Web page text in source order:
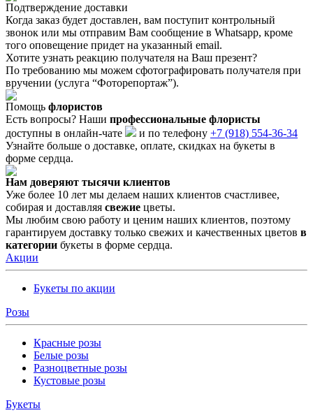
Подтверждение доставки
Когда заказ будет доставлен, вам поступит контрольный
звонок или мы отправим Вам сообщение в Whatsapp, кроме
того оповещение придет на указанный email.
Хотите узнать реакцию получателя на Ваш презент?
По требованию мы можем сфотографировать получателя при
вручении (услуга “Фоторепортаж”).
Помощь флористов
Есть вопросы? Наши профессиональные флористы
доступны в онлайн-чате
и по телефонy +7 (918) 554-36-34
Узнайте больше о доставке, оплате, скидках на букеты в
форме сердца.
Нам доверяют тысячи клиентов
Уже более 10 лет мы делаем наших клиентов счастливее,
собирая и доставляя свежие цветы.
Мы любим свою работу и ценим наших клиентов, поэтому
гарантируем доставку только свежих и качественных цветов в
категории букеты в форме сердца.
Акции
Букеты по акции
Розы
Красные розы
Белые розы
Разноцветные розы
Кустовые розы
Букеты